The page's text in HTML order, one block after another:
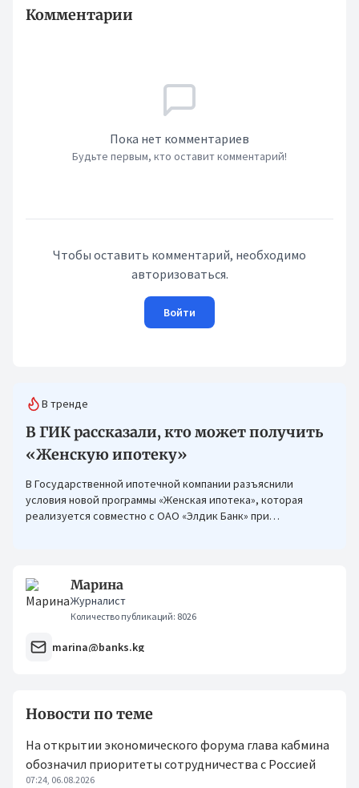
Комментарии
Пока нет комментариев
Будьте первым, кто оставит комментарий!
Чтобы оставить комментарий, необходимо
авторизоваться.
Войти
В тренде
В ГИК рассказали, кто может получить
«Женскую ипотеку»
В Государственной ипотечной компании разъяснили
условия новой программы «Женская ипотека», которая
реализуется совместно с ОАО «Элдик Банк» при
Марина
Журналист
Количество публикаций: 8026
marina@banks.kg
Новости по теме
На открытии экономического форума глава кабмина
обозначил приоритеты сотрудничества с Россией
07:24, 06.08.2026